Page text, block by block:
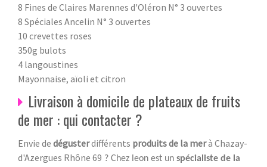
8 Fines de Claires Marennes d'Oléron N° 3 ouvertes
8 Spéciales Ancelin N° 3 ouvertes
10 crevettes roses
350g bulots
4 langoustines
Mayonnaise, aïoli et citron
Livraison à domicile de plateaux de fruits
de mer : qui contacter ?
Envie de dégusterdifférents produits de la merà Chazay-
d'Azergues Rhône 69 ? Chez leon est un spécialiste de la